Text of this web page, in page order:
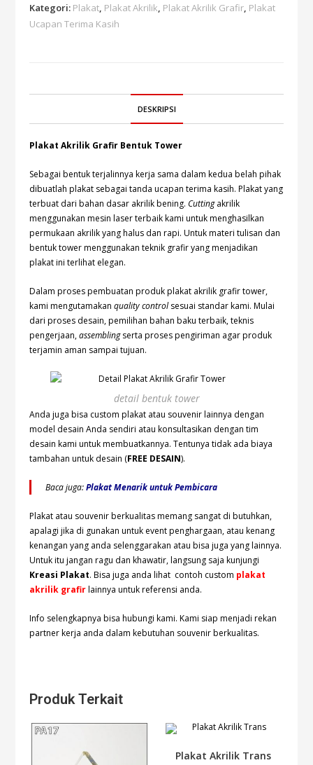
Kategori: Plakat, Plakat Akrilik, Plakat Akrilik Grafir, Plakat
Ucapan Terima Kasih
DESKRIPSI
Plakat Akrilik Grafir Bentuk Tower
Sebagai bentuk terjalinnya kerja sama dalam kedua belah pihak
dibuatlah plakat sebagai tanda ucapan terima kasih. Plakat yang
terbuat dari bahan dasar akrilik bening.Cuttingakrilik
menggunakan mesin laser terbaik kami untuk menghasilkan
permukaan akrilik yang halus dan rapi. Untuk materi tulisan dan
bentuk tower menggunakan teknik grafir yang menjadikan
plakat ini terlihat elegan.
Dalam proses pembuatan produk plakat akrilik grafir tower,
kami mengutamakanquality controlsesuai standar kami. Mulai
dari proses desain, pemilihan bahan baku terbaik, teknis
pengerjaan,assemblingserta proses pengiriman agar produk
terjamin aman sampai tujuan.
detail bentuk tower
Anda juga bisa custom plakat atau souvenir lainnya dengan
model desain Anda sendiri atau konsultasikan dengan tim
desain kami untuk membuatkannya. Tentunya tidak ada biaya
tambahan untuk desain (FREE DESAIN).
Baca juga:Plakat Menarik untuk Pembicara
Plakat atau souvenir berkualitas memang sangat di butuhkan,
apalagi jika di gunakan untuk event penghargaan, atau kenang
kenangan yang anda selenggarakan atau bisa juga yang lainnya.
Untuk itu jangan ragu dan khawatir, langsung saja kunjungi
Kreasi Plakat. Bisa juga anda lihat contoh custom plakat
akrilik grafirlainnya untuk referensi anda.
Info selengkapnya bisa hubungikami. Kami siap menjadi rekan
partner kerja anda dalam kebutuhan souvenir berkualitas.
Produk Terkait
Plakat Akrilik Trans